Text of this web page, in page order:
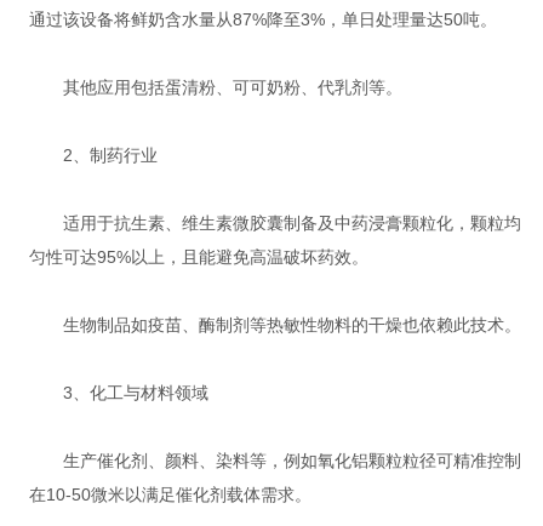
通过该设备将鲜奶含水量从87%降至3%，单日处理量达50吨‌。
其他应用包括蛋清粉、可可奶粉、代乳剂等‌。
‌2、制药行业‌
适用于抗生素、维生素微胶囊制备及中药浸膏颗粒化，颗粒均
匀性可达95%以上，且能避免高温破坏药效‌。
生物制品如疫苗、酶制剂等热敏性物料的干燥也依赖此技术‌。
‌3、化工与材料领域‌
生产催化剂、颜料、染料等，例如氧化铝颗粒粒径可精准控制
在10-50微米以满足催化剂载体需求‌。